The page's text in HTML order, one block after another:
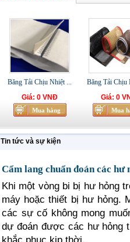
Băng Tải Chịu Nhiệt ...
Giá: 0 VNĐ
Băng Tải Chịu
Giá: 0
Tin tức và sự kiện
Cẩm lang chuẩn đoán các hư
Khi một vòng bi bị hư hỏng
máy hoặc thiết bị hư hỏng.
các sự cố không mong
dự đoán được các hư hỏng